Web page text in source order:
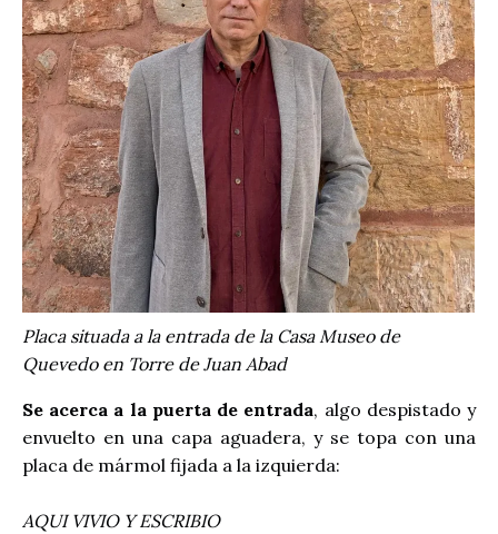
Placa situada a la entrada de la Casa Museo de
Quevedo en Torre de Juan Abad
Se acerca a la puerta de entrada, algo despistado y
envuelto en una capa aguadera, y se topa con una
placa de mármol fijada a la izquierda:
AQUI VIVIO Y ESCRIBIO